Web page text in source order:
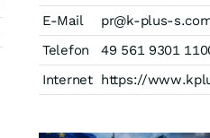
E-Mail
pr@k-plus-
Telefon
49 561 9301
Internet https://